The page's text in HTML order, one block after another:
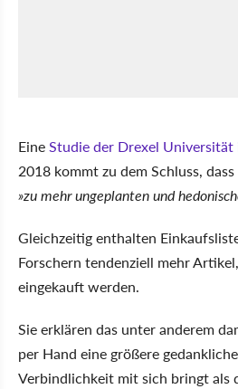
EineStudie der Drexel Universität
2018 kommt zu dem Schluss,
zu mehr ungeplanten und
Gleichzeitig enthalten
Forschern tendenziell mehr
eingekauft werden.
Sie erklären das unter anderem
per Hand eine größere
Verbindlichkeit mit sich bringt als